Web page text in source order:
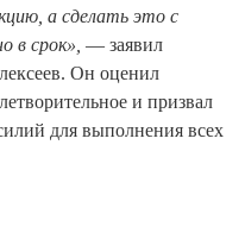
а сделать это с
в срок», — заявил
Он оценил
и призвал
для выполнения всех